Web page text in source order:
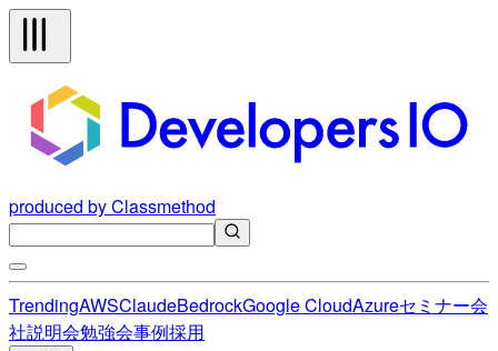
produced by Classmethod
TrendingAWSClaudeBedrockGoogle CloudAzureセミナー会
社説明会勉強会事例採用